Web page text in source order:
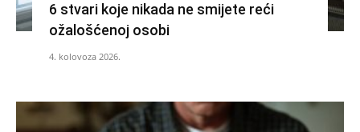
6 stvari koje nikada ne smijete reći
ožalošćenoj osobi
4. kolovoza 2026.